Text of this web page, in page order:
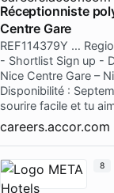
Réceptionniste
Centre Gare
REF114379Y …
- Shortlist Sign up -
Nice Centre Gare –
Disponibilité :
sourire facile et tu
careers.accor.com
8